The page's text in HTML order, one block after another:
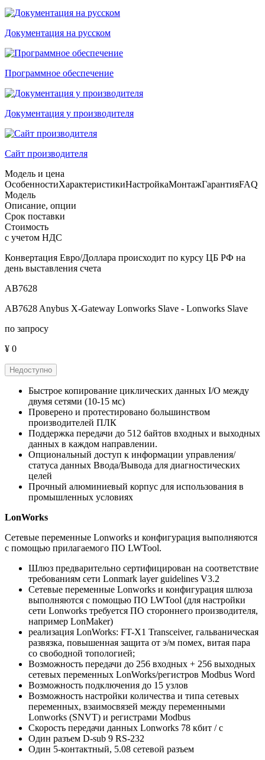
Документация на русском
Программное обеспечение
Документация у производителя
Сайт производителя
Модель и цена
ОсобенностиХарактеристикиНастройкаМонтажГарантияFAQ
Модель
Описание, опции
Срок поставки
Стоимость
с учетом НДС
Конвертация Евро/Доллара происходит по курсу ЦБ РФ на
день выставления счета
AB7628
AB7628 Anybus X-Gateway Lonworks Slave - Lonworks Slave
по запросу
¥ 0
Недоступно
Быстрое копирование циклических данных I/O между
двумя сетями (10-15 мс)
Проверено и протестировано большинством
производителей ПЛК
Поддержка передачи до 512 байтов входных и выходных
данных в каждом направлении.
Опциональный доступ к информации управления/
статуса данных Ввода/Вывода для диагностических
целей
Прочный алюминиевый корпус для использования в
промышленных условиях
LonWorks
Сетевые переменные Lonworks и конфигурация выполняются
с помощью прилагаемого ПО LWTool.
Шлюз предварительно сертифицирован на соответствие
требованиям сети Lonmark layer guidelines V3.2
Сетевые переменные Lonworks и конфигурация шлюза
выполняются с помощью ПО LWTool (для настройки
сети Lonworks требуется ПО стороннего производителя,
например LonMaker)
реализация LonWorks: FT-X1 Transceiver, гальваническая
развязка, повышенная защита от э/м помех, витая пара
со свободной топологией;
Возможность передачи до 256 входных + 256 выходных
сетевых переменных LonWorks/регистров Modbus Word
Возможность подключения до 15 узлов
Возможность настройки количества и типа сетевых
переменных, взаимосвязей между переменными
Lonworks (SNVT) и регистрами Modbus
Скорость передачи данных Lonworks 78 кбит / с
Один разъем D-sub 9 RS-232
Один 5-контактный, 5.08 сетевой разъем